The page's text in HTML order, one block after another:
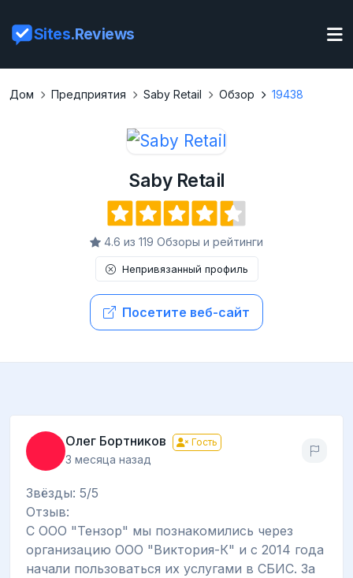
Sites.Reviews
Дом Предприятия Saby Retail Обзор 19438
Saby Retail
4.6 из 119 Обзоры и рейтинги
Непривязанный профиль
Посетите веб-сайт
Олег Бортников Гость
3 месяца назад
Звёзды: 5/5
Отзыв:
С ООО "Тензор" мы познакомились через
организацию ООО "Виктория-К" и с 2014 года
начали пользоваться их услугами в СБИС. За